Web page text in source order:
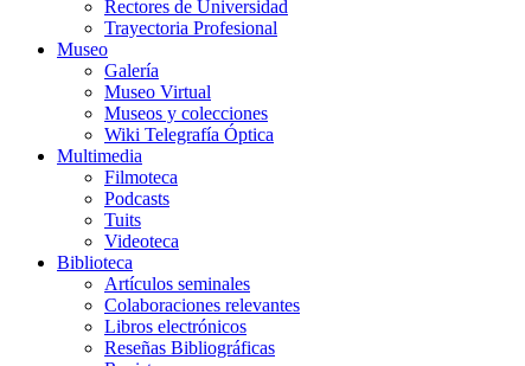
Rectores de Universidad
Trayectoria Profesional
Museo
Galería
Museo Virtual
Museos y colecciones
Wiki Telegrafía Óptica
Multimedia
Filmoteca
Podcasts
Tuits
Videoteca
Biblioteca
Artículos seminales
Colaboraciones relevantes
Libros electrónicos
Reseñas Bibliográficas